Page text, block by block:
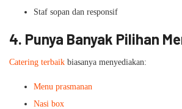
Staf sopan dan responsif
4. Punya Banyak Pilihan
Catering terbaik biasanya menyediakan:
Menu prasmanan
Nasi box